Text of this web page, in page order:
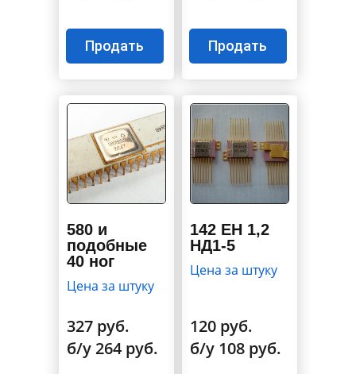
Продать Продать
580 и
подобные
40 ног
Цена за штуку
327 руб.
б/у 264 руб.
142 ЕН 1,2
НД1-5
Цена за штуку
120 руб.
б/у 108 руб.